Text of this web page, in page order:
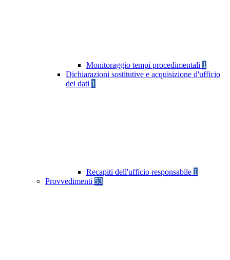
Monitoraggio tempi procedimentali 1
Dichiarazioni sostitutive e acquisizione d'ufficio
dei dati 1
Recapiti dell'ufficio responsabile 1
Provvedimenti 53